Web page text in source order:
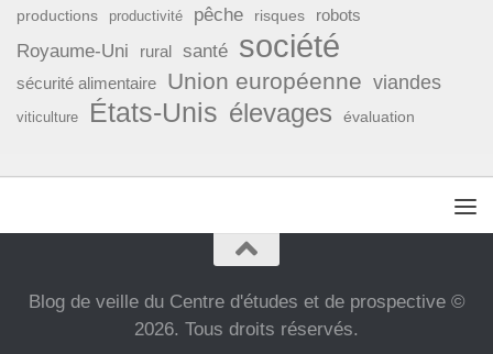
productions productivité pêche risques robots
Royaume-Uni rural santé société
sécurité alimentaire Union européenne viandes
viticulture États-Unis élevages évaluation
Blog de veille du Centre d'études et de prospective ©
2026. Tous droits réservés.